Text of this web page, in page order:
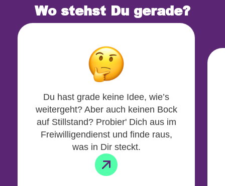
Wo stehst Du gerade?
Du hast grade keine Idee, wie’s
weitergeht? Aber auch keinen Bock
auf Stillstand? Probier' Dich aus im
Freiwilligendienst und finde raus,
was in Dir steckt.